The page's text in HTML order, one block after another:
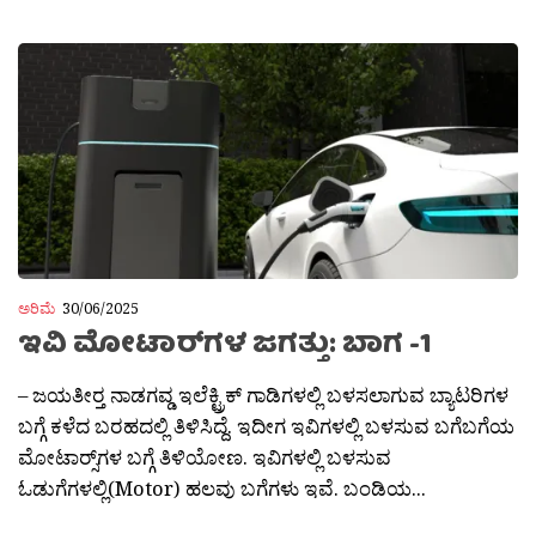
ಅರಿಮೆ 30/06/2025
ಇವಿ ಮೋಟಾರ್‌ಗಳ ಜಗತ್ತು: ಬಾಗ -1
– ಜಯತೀರ‍್ತ ನಾಡಗವ್ಡ ಇಲೆಕ್ಟ್ರಿಕ್ ಗಾಡಿಗಳಲ್ಲಿ ಬಳಸಲಾಗುವ ಬ್ಯಾಟರಿಗಳ
ಬಗ್ಗೆ ಕಳೆದ ಬರಹದಲ್ಲಿ ತಿಳಿಸಿದ್ದೆ. ಇದೀಗ ಇವಿಗಳಲ್ಲಿ ಬಳಸುವ ಬಗೆಬಗೆಯ
ಮೋಟಾರ‍್ಸ್‌ಗಳ ಬಗ್ಗೆ ತಿಳಿಯೋಣ. ಇವಿಗಳಲ್ಲಿ ಬಳಸುವ
ಓಡುಗೆಗಳಲ್ಲಿ(Motor) ಹಲವು ಬಗೆಗಳು ಇವೆ. ಬಂಡಿಯ...